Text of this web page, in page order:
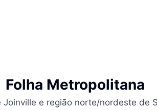
Folha Metropolitana
Joinville e região norte/nordeste de